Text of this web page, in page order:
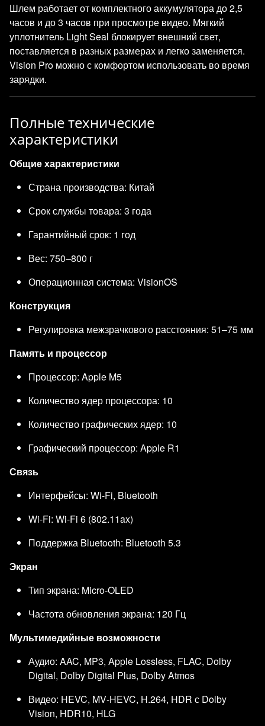
Шлем работает от комплектного аккумулятора до 2,5
часов и до 3 часов при просмотре видео. Мягкий
уплотнитель Light Seal блокирует внешний свет,
поставляется в разных размерах и легко заменяется.
Vision Pro можно с комфортом использовать во время
зарядки.
Полные технические
характеристики
Общие характеристики
Страна производства: Китай
Срок службы товара: 3 года
Гарантийный срок: 1 год
Вес: 750–800 г
Операционная система: VisionOS
Конструкция
Регулировка межзрачкового расстояния: 51–75 мм
Память и процессор
Процессор: Apple M5
Количество ядер процессора: 10
Количество графических ядер: 10
Графический процессор: Apple R1
Связь
Интерфейсы: Wi-Fi, Bluetooth
Wi-Fi: Wi-Fi 6 (802.11ax)
Поддержка Bluetooth: Bluetooth 5.3
Экран
Тип экрана: Micro‑OLED
Частота обновления экрана: 120 Гц
Мультимедийные возможности
Аудио: AAC, MP3, Apple Lossless, FLAC, Dolby
Digital, Dolby Digital Plus, Dolby Atmos
Видео: HEVC, MV‑HEVC, H.264, HDR с Dolby
Vision, HDR10, HLG